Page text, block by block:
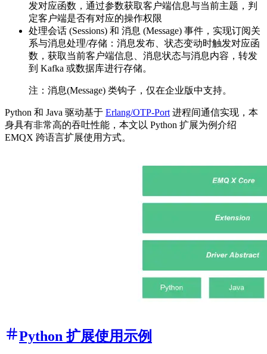
发对应函数，通过参数获取客户端信息与当前主题，判
定客户端是否有对应的操作权限
处理会话 (Sessions) 和 消息 (Message) 事件，实现订阅关
系与消息处理/存储：消息发布、状态变动时触发对应函
数，获取当前客户端信息、消息状态与消息内容，转发
到 Kafka 或数据库进行存储。
注：消息(Message) 类钩子，仅在企业版中支持。
Python 和 Java 驱动基于 Erlang/OTP-Port进程间通信实现，本
身具有非常高的吞吐性能，本文以 Python 扩展为例介绍
EMQX 跨语言扩展使用方式。
Python 扩展使用示例